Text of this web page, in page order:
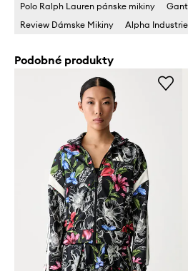
Polo Ralph Lauren pánske mikiny
Review Dámske Mikiny
Alpha
Podobné produkty